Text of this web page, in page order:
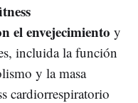
el envejecimiento y
incluida la función
y la masa
cardiorrespiratorio